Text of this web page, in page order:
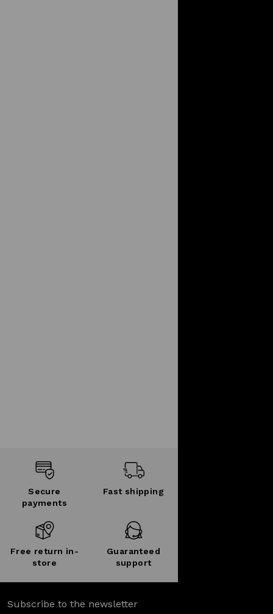
Secure
payments
Fast shipping
Free return in-
store
Guaranteed
support
Subscribe to the newsletter